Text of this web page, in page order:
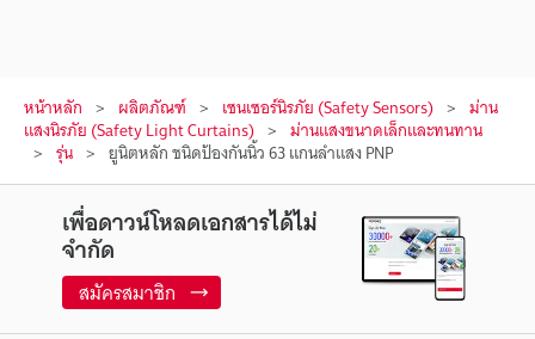
หน้าหลัก ผลิตภัณฑ์ เซนเซอร์นิรภัย (Safety Sensors) ม่าน
แสงนิรภัย (Safety Light Curtains) ม่านแสงขนาดเล็กและทนทาน
รุ่น ยูนิตหลัก ชนิดป้องกันนิ้ว 63 แกนลำแสง PNP
เพื่อดาวน์โหลดเอกสารได้ไม่
จำกัด
สมัครสมาชิก